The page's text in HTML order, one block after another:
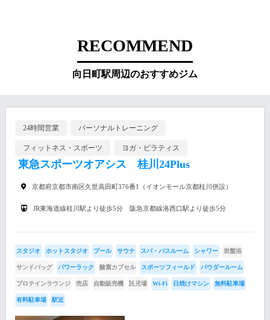
RECOMMEND
向日町駅周辺のおすすめジム
24時間営業 パーソナルトレーニング
フィットネス・スポーツ ヨガ・ピラティス
東急スポーツオアシス 桂川24Plus
京都府京都市南区久世高田町376番1（イオンモール京都桂川併設）
JR東海道線桂川駅より徒歩5分 阪急京都線洛西口駅より徒歩5分
スタジオ ホットスタジオ プール サウナ スパ・バスルーム シャワー 岩盤浴
サンドバッグ パワーラック 酸素カプセル スポーツフィールド パウダールーム
プロテインラウンジ 売店 自動販売機 託児場 Wi-Fi 日焼けマシン 無料駐車場
有料駐車場 駅近